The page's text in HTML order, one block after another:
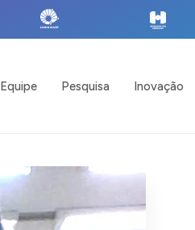
Equipe Pesquisa Inovação